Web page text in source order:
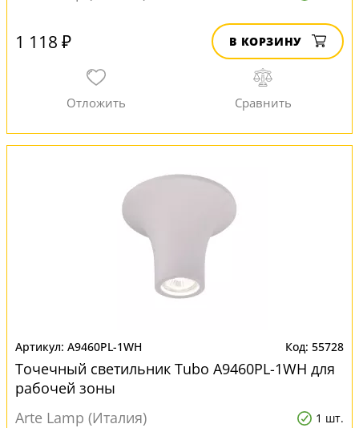
1 118 ₽ В КОРЗИНУ
A9460PL-1WH 55728
Точечный светильник Tubo A9460PL-1WH для
рабочей зоны
Arte Lamp (Италия)
1 шт.